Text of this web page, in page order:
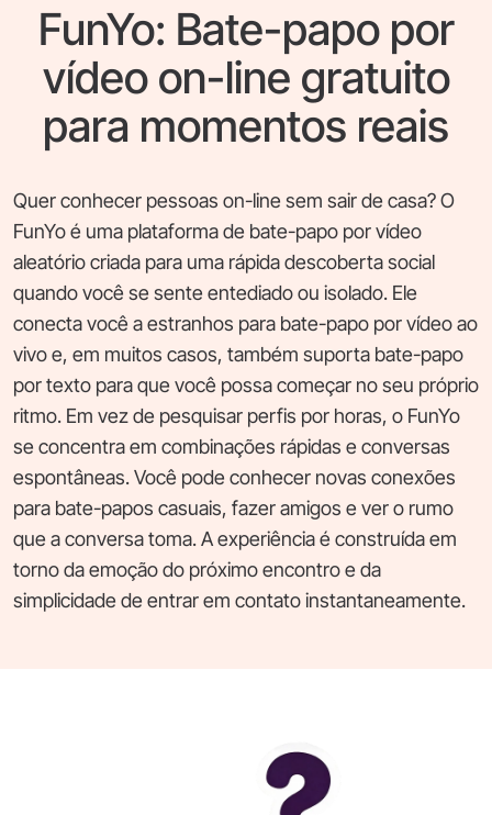
FunYo: Bate-papo por
vídeo on-line gratuito
para momentos reais
Quer conhecer pessoas on-line sem sair de casa? O
FunYo é uma plataforma de bate-papo por vídeo
aleatório criada para uma rápida descoberta social
quando você se sente entediado ou isolado. Ele
conecta você a estranhos para bate-papo por vídeo ao
vivo e, em muitos casos, também suporta bate-papo
por texto para que você possa começar no seu próprio
ritmo. Em vez de pesquisar perfis por horas, o FunYo
se concentra em combinações rápidas e conversas
espontâneas. Você pode conhecer novas conexões
para bate-papos casuais, fazer amigos e ver o rumo
que a conversa toma. A experiência é construída em
torno da emoção do próximo encontro e da
simplicidade de entrar em contato instantaneamente.